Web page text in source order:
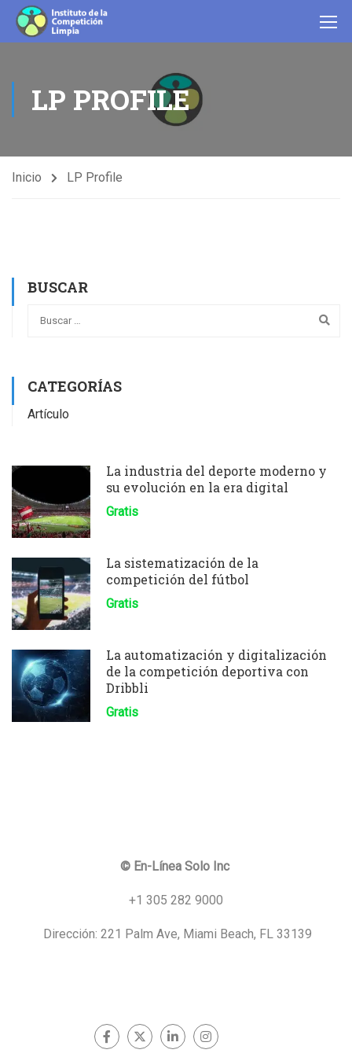
LP PROFILE
Inicio LP Profile
BUSCAR
CATEGORÍAS
Artículo
La industria del deporte moderno y
su evolución en la era digital
Gratis
La sistematización de la
competición del fútbol
Gratis
La automatización y digitalización
de la competición deportiva con
Dribbli
Gratis
© En-Línea Solo Inc
+1 305 282 9000
Dirección: 221 Palm Ave, Miami Beach, FL 33139